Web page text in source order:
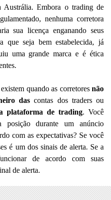
Austrália. Embora o trading de
nenhuma corretora
sua licença enganando seus
que seja bem estabelecida, já
uma grande marca e é ética
quando as corretores não
das contas dos traders ou
plataforma de trading. Você
durante um anúncio
com as expectativas? Se você
é um dos sinais de alerta. Se a
de acordo com suas
de alerta.